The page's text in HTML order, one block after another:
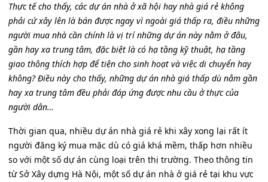
Thực tế cho thấy, các dự án nhà ở xã hội hay nhà giá rẻ không
phải cứ xây lên là bán được ngay vì ngoài giá thấp ra, điều những
người mua nhà cần chính là vị trí những dự án này nằm ở đâu,
gần hay xa trung tâm, đặc biệt là có hạ tầng kỹ thuật, hạ tầng
giao thông thích hợp để tiện cho sinh hoạt và việc di chuyển hay
không? Điều này cho thấy, những dự án nhà giá thấp dù nằm gần
hay xa trung tâm đều phải đáp ứng được nhu cầu ở thực của
người dân…
Thời gian qua, nhiều dự án nhà giá rẻ khi xây xong lại rất ít
người đăng ký mua mặc dù có giá khá mềm, thấp hơn nhiều
so với một số dự án cùng loại trên thị trường. Theo thông tin
từ Sở Xây dựng Hà Nội, một số dự án nhà ở giá rẻ tại khu vực